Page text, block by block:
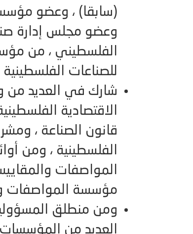
(سابقا) ، وعضو مؤسس
وعضو مجلس إدارة
الفلسطيني ، من
للصناعات
شارك في العديد من
الاقتصادية
قانون الصناعة ،
الفلسطينية ، ومن
المواصفات
مؤسسة المواصفات
ومن منطلق
العديد من